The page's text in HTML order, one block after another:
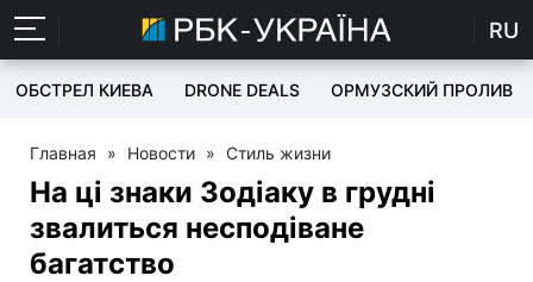
RU
ОБСТРЕЛ КИЕВА DRONE DEALS ОРМУЗСКИЙ ПРОЛИВ
Главная » Новости » Стиль жизни
На ці знаки Зодіаку в грудні
звалиться несподіване
багатство